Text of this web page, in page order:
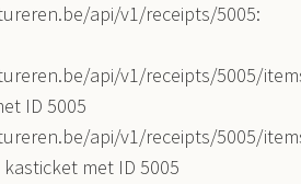
api/v1/receipts/5005:
api/v1/receipts/5005/
ID 5005
api/v1/receipts/5005/
met ID 5005